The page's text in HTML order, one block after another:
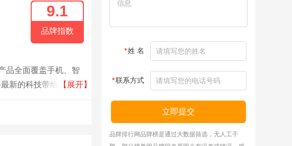
9.1
品牌指数
品全面覆盖手机、智
新的科技带给消费【展开】
*姓 名
*联系方式
立即提交
品牌排行网品牌榜是通过大数据筛选，无人工干